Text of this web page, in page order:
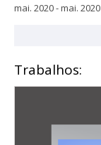
mai. 2020 - mai. 2020
Trabalhos: